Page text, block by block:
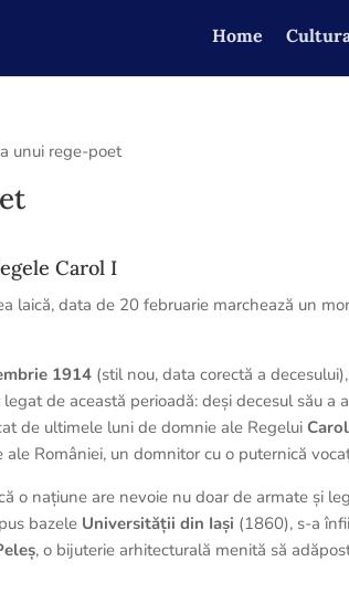
Home
unui rege-poet
Carol I
laică, data de 20 februarie marchează un
1914 (stil nou, data corectă a
de această perioadă: deși decesul său a
de ultimele luni de domnie ale Regelui
României, un domnitor cu o puternică
o națiune are nevoie nu doar de armate și
bazele Universității din Iași (1860), s-a
, o bijuterie arhitecturală menită să